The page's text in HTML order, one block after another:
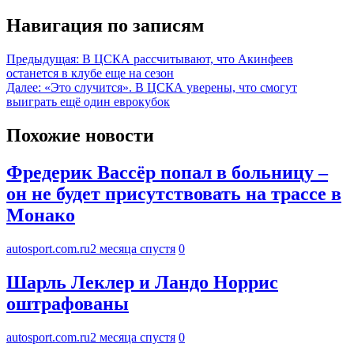
Навигация по записям
Предыдущая: В ЦСКА рассчитывают, что Акинфеев
останется в клубе еще на сезон
Далее: «Это случится». В ЦСКА уверены, что смогут
выиграть ещё один еврокубок
Похожие новости
Фредерик Вассёр попал в больницу –
он не будет присутствовать на трассе в
Монако
autosport.com.ru2 месяца спустя 0
Шарль Леклер и Ландо Норрис
оштрафованы
autosport.com.ru2 месяца спустя 0